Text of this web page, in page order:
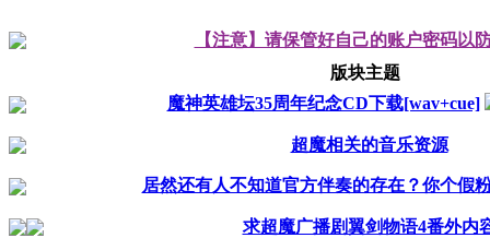
【注意】请保管好自己的账户密码以
版块主题
魔神英雄坛35周年纪念CD下载[wav+cue]
超魔相关的音乐资源
居然还有人不知道官方伴奏的存在？你个假
求超魔广播剧翼剑物语4番外内